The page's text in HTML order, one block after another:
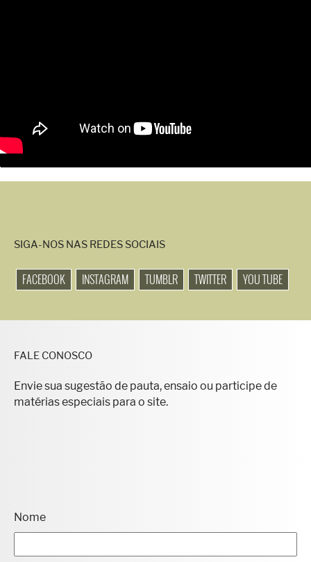
SIGA-NOS NAS REDES SOCIAIS
FACEBOOK INSTAGRAM TUMBLR TWITTER YOU TUBE
FALE CONOSCO
Envie sua sugestão de pauta, ensaio ou participe de
matérias especiais para o site.
Nome